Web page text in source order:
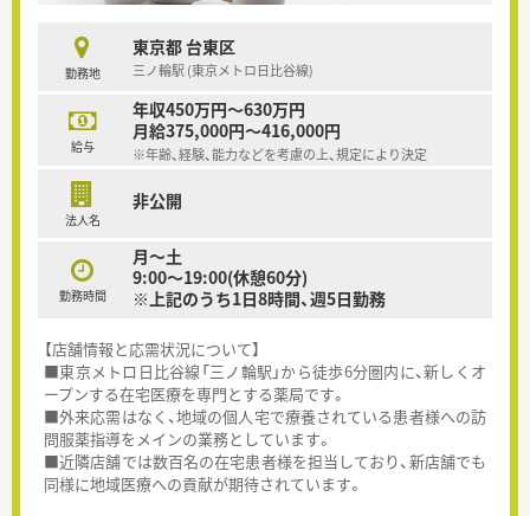
勤務地
東京都 台東区
三ノ輪駅 (東京メトロ日比谷線)
給与
年収450万円～630万円
月給375,000円～416,000円
※年齢、経験、能力などを考慮の上、規定により決定
法人名
非公開
勤務時間
月～土
9:00～19:00(休憩60分)
※上記のうち1日8時間、週5日勤務
【店舗情報と応需状況について】
■東京メトロ日比谷線「三ノ輪駅」から徒歩6分圏内に、新しくオ
ープンする在宅医療を専門とする薬局です。
■外来応需はなく、地域の個人宅で療養されている患者様への訪
問服薬指導をメインの業務としています。
■近隣店舗では数百名の在宅患者様を担当しており、新店舗でも
同様に地域医療への貢献が期待されています。